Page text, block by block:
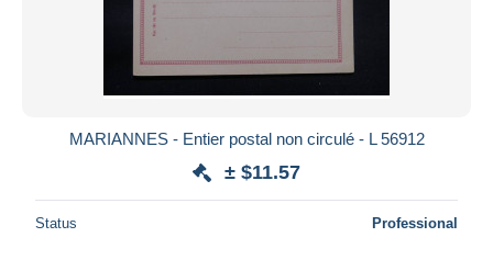
MARIANNES - Entier postal non circulé - L 56912
± $11.57
Status Professional